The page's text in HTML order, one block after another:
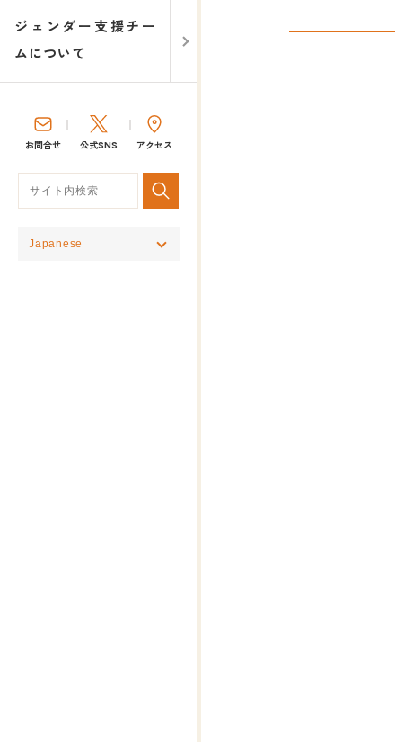
ジェンダー支援チー
ムについて
お問合せ 公式SNS アクセス